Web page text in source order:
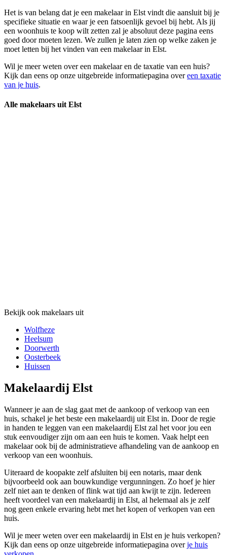
Het is van belang dat je een makelaar in Elst vindt die aansluit bij je
specifieke situatie en waar je een fatsoenlijk gevoel bij hebt. Als jij
een woonhuis te koop wilt zetten zal je absoluut deze pagina eens
goed door moeten lezen. We zullen je laten zien op welke zaken je
moet letten bij het vinden van een makelaar in Elst.
Wil je meer weten over een makelaar en de taxatie van een huis?
Kijk dan eens op onze uitgebreide informatiepagina overeen taxatie
van je huis.
Alle makelaars uit Elst
Bekijk ook makelaars uit
Wolfheze
Heelsum
Doorwerth
Oosterbeek
Huissen
Makelaardij Elst
Wanneer je aan de slag gaat met de aankoop of verkoop van een
huis, schakel je het beste een makelaardij uit Elst in. Door de regie
in handen te leggen van een makelaardij Elst zal het voor jou een
stuk eenvoudiger zijn om aan een huis te komen. Vaak helpt een
makelaar ook bij de administratieve afhandeling van de aankoop en
verkoop van een woonhuis.
Uiteraard de koopakte zelf afsluiten bij een notaris, maar denk
bijvoorbeeld ook aan bouwkundige vergunningen. Zo hoef je hier
zelf niet aan te denken of flink wat tijd aan kwijt te zijn. Iedereen
heeft voordeel van een makelaardij in Elst, al helemaal als je zelf
nog geen enkele ervaring hebt met het kopen of verkopen van een
huis.
Wil je meer weten over een makelaardij in Elst en je huis verkopen?
Kijk dan eens op onze uitgebreide informatiepagina overje huis